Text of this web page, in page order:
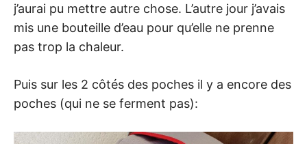
j’aurai pu mettre autre chose. L’autre jour j’avais
mis une bouteille d’eau pour qu’elle ne prenne
pas trop la chaleur.
Puis sur les 2 côtés des poches il y a encore des
poches (qui ne se ferment pas):